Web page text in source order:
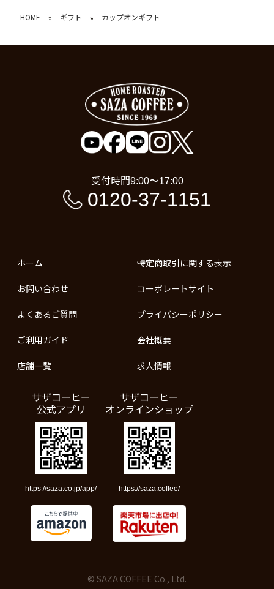
HOME » ギフト » カップオンギフト
受付時間9:00〜17:00
0120-37-1151
ホーム
お問い合わせ
よくあるご質問
ご利用ガイド
店舗一覧
特定商取引に関する表示
コーポレートサイト
プライバシーポリシー
会社概要
求人情報
サザコーヒー
公式アプリ
https://saza.co.jp/app/
サザコーヒー
オンラインショップ
https://saza.coffee/
© SAZA COFFEE Co., Ltd.